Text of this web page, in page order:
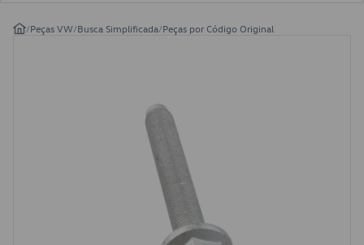
/Peças VW/Busca Simplificada/Peças por Código Original